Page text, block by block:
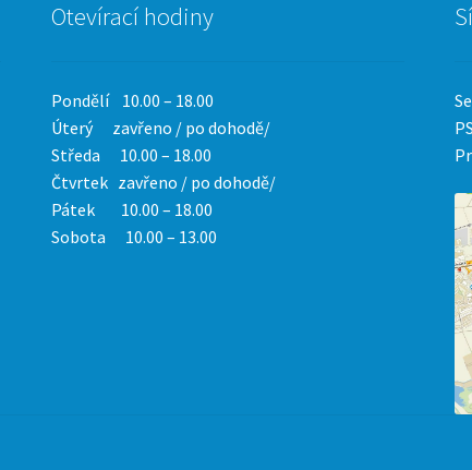
Otevírací hodiny
Pondělí 10.00 – 18.00
Úterý zavřeno / po dohodě/
Středa 10.00 – 18.00
Čtvrtek zavřeno / po dohodě/
Pátek 10.00 – 18.00
Sobota 10.00 – 13.00